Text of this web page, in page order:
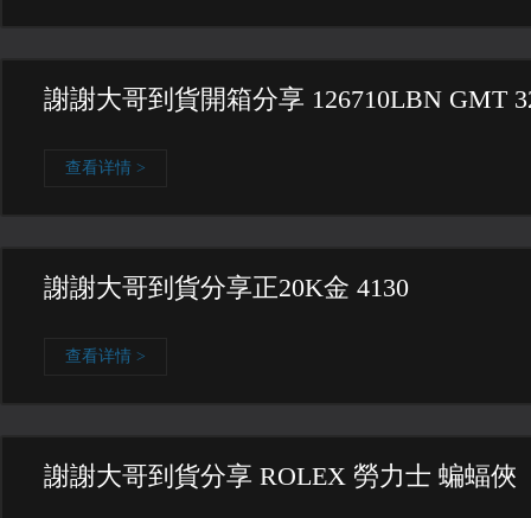
謝謝大哥到貨開箱分享 126710LBN GMT
查看详情 >
謝謝大哥到貨分享正20K金 4130
查看详情 >
謝謝大哥到貨分享 ROLEX 勞力士 蝙蝠俠